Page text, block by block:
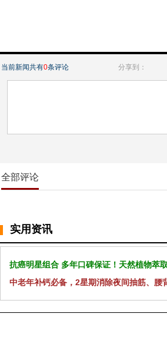
当前新闻共有0条评论 分享到：
全部评论
实用资讯
抗癌明星组合 多年口碑保证！天然植物萃
中老年补钙必备，2星期消除夜间抽筋、腰